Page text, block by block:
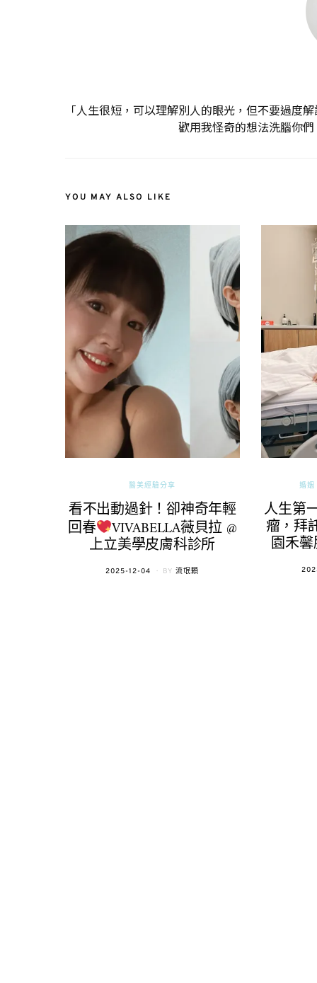
「人生很短，可以理解別人的眼光，但不要過度
歡用我怪奇的想法洗腦你
YOU MAY ALSO LIKE
醫美經驗分享
看不出動過針！卻神奇年輕
回春 VIVABELLA薇貝拉 @
上立美學皮膚科診所
POSTED
2025-12-04 BY 流氓顆
婚姻
人生第
瘤，拜
園禾